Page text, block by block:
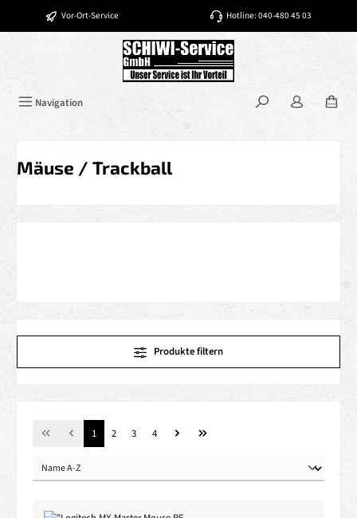
Zum Hauptinhalt springen
Vor-Ort-Service Hotline: 040-480 45 03
Navigation
Mäuse / Trackball
Produkte filtern
Seite
1 Seite
2 Seite
3 Seite
4